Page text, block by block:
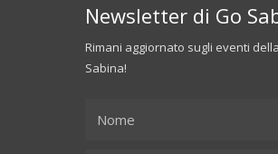
Newsletter di Go
Rimani aggiornato sugli eventi della
Sabina!